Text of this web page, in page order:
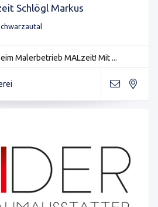
Schlögl Markus
Malerbetrieb MALzeit! Mit ...